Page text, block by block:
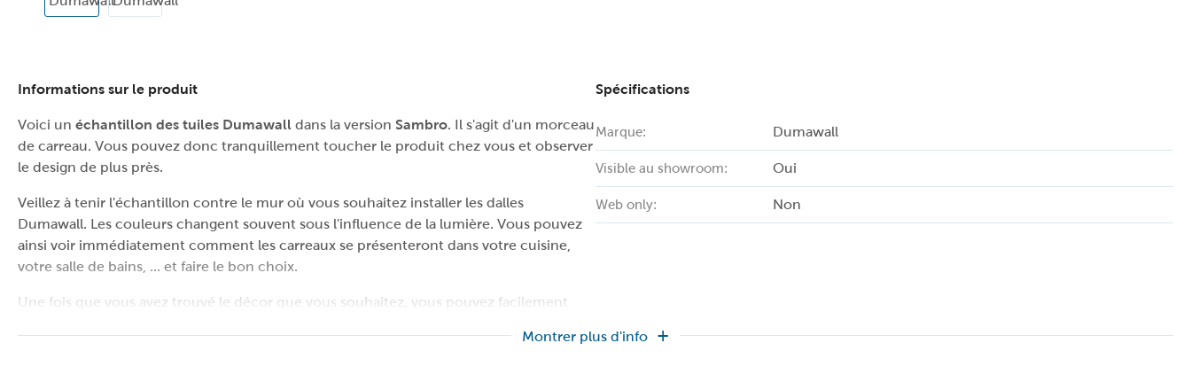
Informations sur le produit
Voici un échantillon des tuiles Dumawall dans la version Sambro. Il s'agit d'un morceau
de carreau. Vous pouvez donc tranquillement toucher le produit chez vous et observer
le design de plus près.
Veillez à tenir l'échantillon contre le mur où vous souhaitez installer les dalles
Dumawall. Les couleurs changent souvent sous l'influence de la lumière. Vous pouvez
ainsi voir immédiatement comment les carreaux se présenteront dans votre cuisine,
votre salle de bains, ... et faire le bon choix.
Une fois que vous avez trouvé le décor que vous souhaitez, vous pouvez facilement
d'exposition. Vous pourrez y voir la plupart des carreaux Dumawall en vrai et les
Spécifications
Marque: Dumawall
Visible au showroom: Oui
Web only: Non
Montrer plus d'info